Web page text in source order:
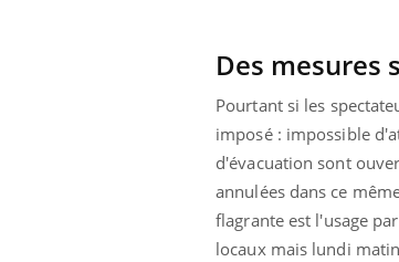
Des mesures
Pourtant si les
imposé : impossible
d'évacuation sont
annulées dans ce
flagrante est l'usage
locaux mais lundi